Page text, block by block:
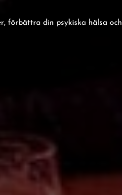
förbättra din psykiska hälsa och